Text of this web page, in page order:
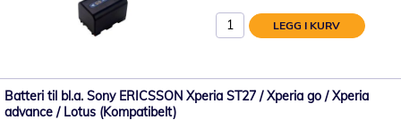
LEGG I KURV
Batteri til bl.a. Sony ERICSSON Xperia ST27 / Xperia go / Xperia
advance / Lotus (Kompatibelt)